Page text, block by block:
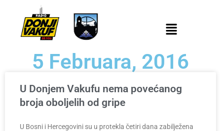
5 Februara, 2016
U Donjem Vakufu nema povećanog
broja oboljelih od gripe
U Bosni i Hercegovini su u protekla četiri dana zabilježena